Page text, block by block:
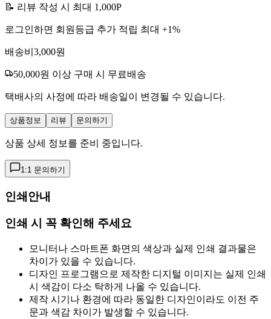
📝 리뷰 작성 시 최대 1,000P
로그인하면 회원등급 추가 적립 최대 +1%
배송비 3,000원
50,000원 이상 구매 시 무료배송
택배사의 사정에 따라 배송일이 변경될 수 있습니다.
상품정보 리뷰 문의하기
상품 상세 정보를 준비 중입니다.
1:1 문의하기
인쇄안내
인쇄 시 꼭 확인해 주세요
모니터나 스마트폰 화면의 색상과 실제 인쇄 결과물은
차이가 있을 수 있습니다.
디자인 프로그램으로 제작한 디지털 이미지는 실제 인쇄
시 색감이 다소 탁하게 나올 수 있습니다.
제작 시기나 환경에 따라 동일한 디자인이라도 이전 주
문과 색감 차이가 발생할 수 있습니다.